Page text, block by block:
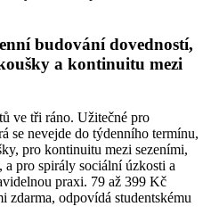
budování dovedností,
a kontinuitu mezi
ve tři ráno. Užitečné pro
se nevejde do týdenního termínu,
pro kontinuitu mezi sezeními,
pro spirály sociální úzkosti a
praxi. 79 až 399 Kč
zdarma, odpovídá studentskému